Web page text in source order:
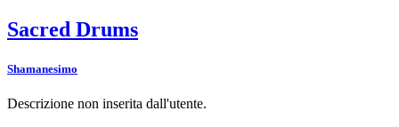
Sacred Drums
Shamanesimo
Descrizione non inserita dall'utente.